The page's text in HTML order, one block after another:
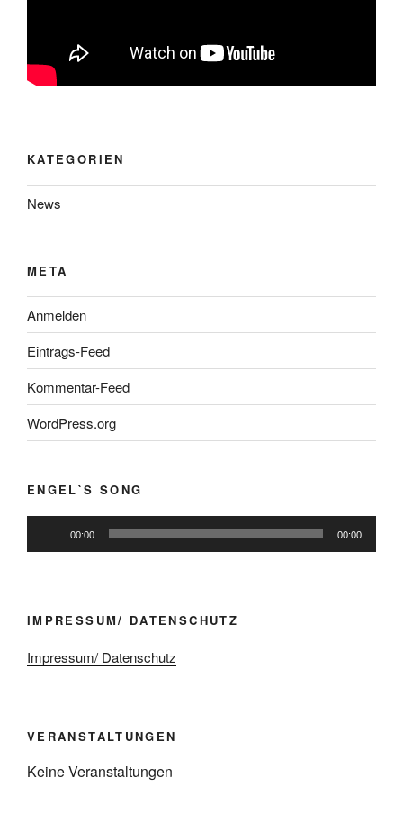
KATEGORIEN
News
META
Anmelden
Eintrags-Feed
Kommentar-Feed
WordPress.org
ENGEL`S SONG
00:00 00:00
IMPRESSUM/ DATENSCHUTZ
Impressum/ Datenschutz
VERANSTALTUNGEN
Keine Veranstaltungen